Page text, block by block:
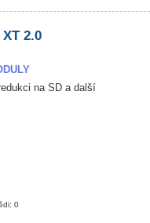
2.0
na SD a další
0